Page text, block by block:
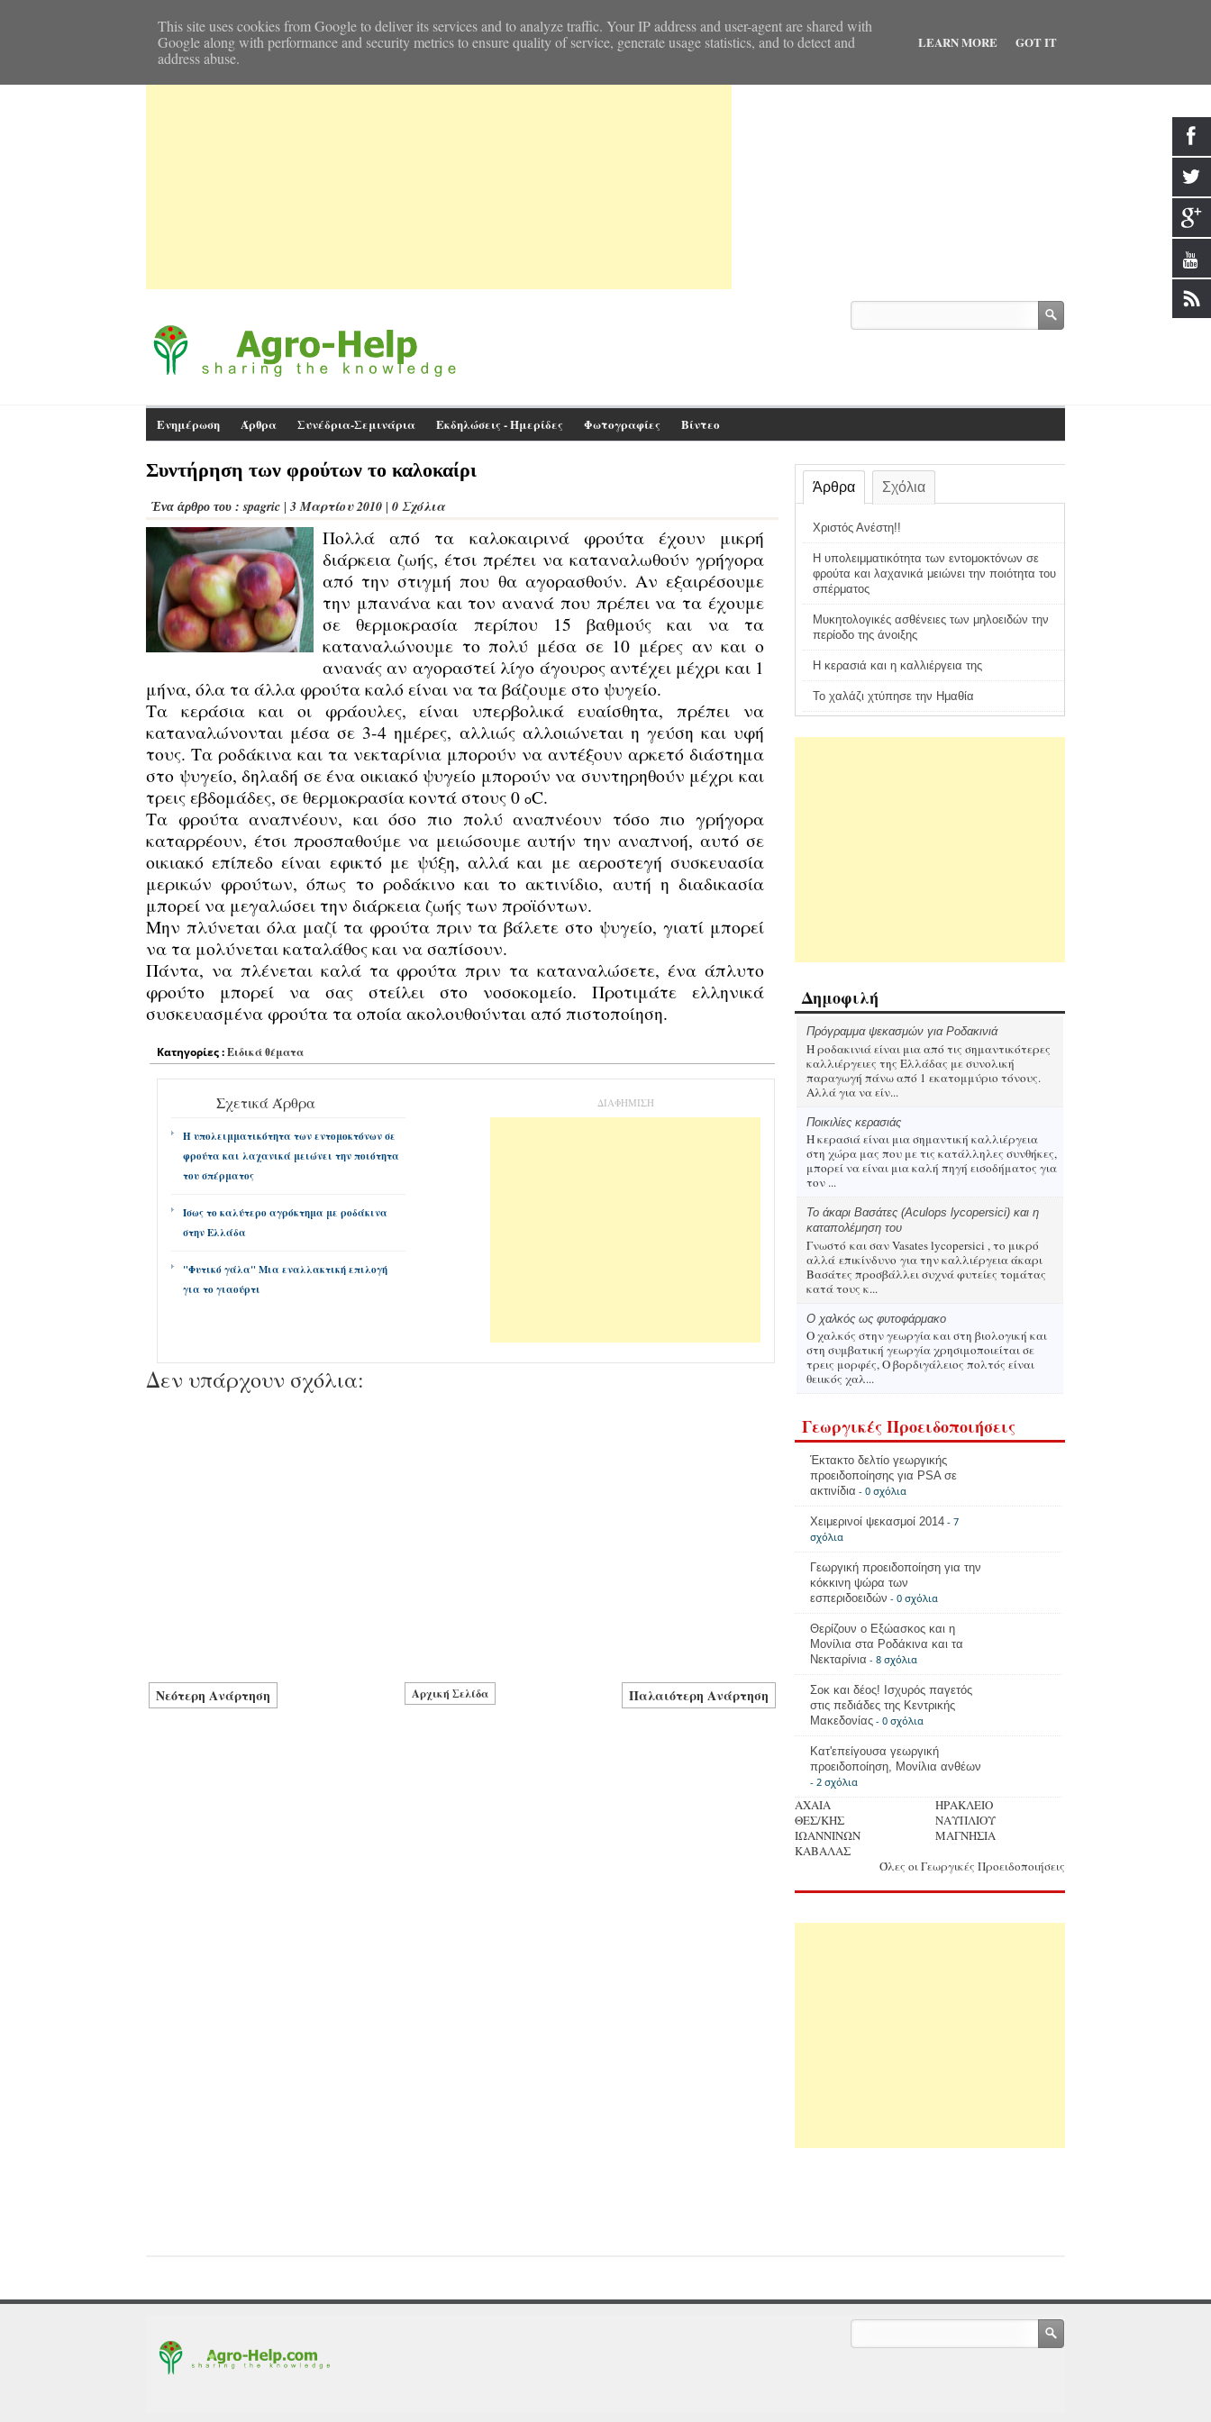
Ενημέρωση Άρθρα Συνέδρια-Σεμινάρια Εκδηλώσεις - Ημερίδες Φωτογραφίες Βίντεο
Συντήρηση των φρούτων το καλοκαίρι
Ένα άρθρο του :spagric 3 Μαρτίου 2010 0 Σχόλια
Πολλά από τα καλοκαιρινά φρούτα έχουν μικρή
διάρκεια ζωής, έτσι πρέπει να καταναλωθούν γρήγορα
από την στιγμή που θα αγορασθούν. Αν εξαιρέσουμε
την μπανάνα και τον ανανά που πρέπει να τα έχουμε
σε θερμοκρασία περίπου 15 βαθμούς και να τα
καταναλώνουμε το πολύ μέσα σε 10 μέρες αν και ο
ανανάς αν αγοραστεί λίγο άγουρος αντέχει μέχρι και 1
μήνα, όλα τα άλλα φρούτα καλό είναι να τα βάζουμε στο ψυγείο.
Τα κεράσια και οι φράουλες, είναι υπερβολικά ευαίσθητα, πρέπει να
καταναλώνονται μέσα σε 3-4 ημέρες, αλλιώς αλλοιώνεται η γεύση και υφή
τους. Τα ροδάκινα και τα νεκταρίνια μπορούν να αντέξουν αρκετό διάστημα
στο ψυγείο, δηλαδή σε ένα οικιακό ψυγείο μπορούν να συντηρηθούν μέχρι και
τρεις εβδομάδες, σε θερμοκρασία κοντά στους 0 οC.
Τα φρούτα αναπνέουν, και όσο πιο πολύ αναπνέουν τόσο πιο γρήγορα
καταρρέουν, έτσι προσπαθούμε να μειώσουμε αυτήν την αναπνοή, αυτό σε
οικιακό επίπεδο είναι εφικτό με ψύξη, αλλά και με αεροστεγή συσκευασία
μερικών φρούτων, όπως το ροδάκινο και το ακτινίδιο, αυτή η διαδικασία
μπορεί να μεγαλώσει την διάρκεια ζωής των προϊόντων.
Μην πλύνεται όλα μαζί τα φρούτα πριν ταβάλετε στο ψυγείο, γιατί μπορεί
να τα μολύνεται καταλάθοςκαι να σαπίσουν.
Πάντα, να πλένεται καλά τα φρούτα πριν τακαταναλώσετε, ένα άπλυτο
φρούτο μπορεί να σας στείλει στο νοσοκομείο. Προτιμάτε ελληνικά
συσκευασμένα φρούτα τα οποία ακολουθούνται από πιστοποίηση.
Κατηγορίες :Ειδικά θέματα
Σχετικά Άρθρα
Η υπολειμματικότητα των εντομοκτόνων σε
φρούτα και λαχανικά μειώνει την ποιότητα
του σπέρματος
Ίσως το καλύτερο αγρόκτημα με ροδάκινα
στην Ελλάδα
"Φυτικό γάλα" Μια εναλλακτική επιλογή
για το γιαούρτι
ΔΙΑΦΗΜΙΣΗ
Δεν υπάρχουν σχόλια:
Νεότερη Ανάρτηση Παλαιότερη Ανάρτηση
Αρχική Σελίδα
Άρθρα Σχόλια
Χριστός Ανέστη!!
Η υπολειμματικότητα των εντομοκτόνων σε
φρούτα και λαχανικά μειώνει την ποιότητα του
σπέρματος
Μυκητολογικές ασθένειες των μηλοειδών την
περίοδο της άνοιξης
Η κερασιά και η καλλιέργεια της
Το χαλάζι χτύπησε την Ημαθία
Δημοφιλή
Πρόγραμμα ψεκασμών για Ροδακινιά
Η ροδακινιά είναι μια από τις σημαντικότερες
καλλιέργειες της Ελλάδας με συνολική
παραγωγή πάνω από 1 εκατομμύριο τόνους.
Αλλά για να είν...
Ποικιλίες κερασιάς
Η κερασιά είναι μια σημαντική καλλιέργεια
στη χώρα μας που με τις κατάλληλες συνθήκες,
μπορεί να είναι μια καλή πηγή εισοδήματος για
τον ...
Το άκαρι Βασάτες (Aculops lycopersici) και η
καταπολέμηση του
Γνωστό και σαν Vasates lycopersici , το μικρό
αλλά επικίνδυνο για την καλλιέργεια άκαρι
Βασάτες προσβάλλει συχνά φυτείες τομάτας
κατά τους κ...
Ο χαλκός ως φυτοφάρμακο
Ο χαλκός στην γεωργία και στη βιολογική και
στη συμβατική γεωργία χρησιμοποιείται σε
τρεις μορφές, Ο βορδιγάλειος πολτός είναι
θειικός χαλ...
Γεωργικές Προειδοποιήσεις
Έκτακτο δελτίο γεωργικής
προειδοποίησης για PSA σε
ακτινίδια - 0 σχόλια
Χειμερινοί ψεκασμοί 2014 - 7
σχόλια
Γεωργική προειδοποίηση για την
κόκκινη ψώρα των
εσπεριδοειδών - 0 σχόλια
Θερίζουν ο Εξώασκος και η
Μονίλια στα Ροδάκινα και τα
Νεκταρίνια - 8 σχόλια
Σοκ και δέος! Ισχυρός παγετός
στις πεδιάδες της Κεντρικής
Μακεδονίας - 0 σχόλια
Κατ'επείγουσα γεωργική
προειδοποίηση, Μονίλια ανθέων
- 2 σχόλια
ΑΧΑΙΑ
ΗΡΑΚΛΕΙΟ
ΘΕΣ/ΚΗΣ
ΝΑΥΠΛΙΟΥ
ΙΩΑΝΝΙΝΩΝ
ΜΑΓΝΗΣΙΑ
ΚΑΒΑΛΑΣ
Όλες οι Γεωργικές Προειδοποιήσεις
This site uses cookies from Google to deliver its services and to analyze traffic. Your IP address and user-agent are shared with
Google along with performance and security metrics to ensure quality of service, generate usage statistics, and to detect and
address abuse.
LEARN MORE GOT IT